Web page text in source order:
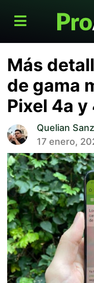
Más
de gama
Pixel 4a y
Quelian Sanz
17 enero,